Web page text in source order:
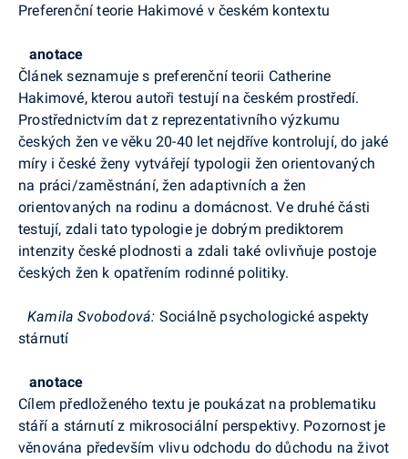
Preferenční teorie Hakimové v českém kontextu
anotace
Článek seznamuje s preferenční teorii Catherine
Hakimové, kterou autoři testují na českém prostředí.
Prostřednictvím dat z reprezentativního výzkumu
českých žen ve věku 20-40 let nejdříve kontrolují, do jaké
míry i české ženy vytvářejí typologii žen orientovaných
na práci/zaměstnání, žen adaptivních a žen
orientovaných na rodinu a domácnost. Ve druhé části
testují, zdali tato typologie je dobrým prediktorem
intenzity české plodnosti a zdali také ovlivňuje postoje
českých žen k opatřením rodinné politiky.
Kamila Svobodová: Sociálně psychologické aspekty
stárnutí
anotace
Cílem předloženého textu je poukázat na problematiku
stáří a stárnutí z mikrosociální perspektivy. Pozornost je
věnována především vlivu odchodu do důchodu na život